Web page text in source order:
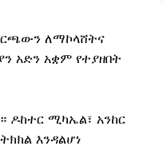
ለማኮላሸትና
አድን አቋም የተያዘበት
ዶከተር ሚካኤል፣ አንከር
እንዳልሆነ